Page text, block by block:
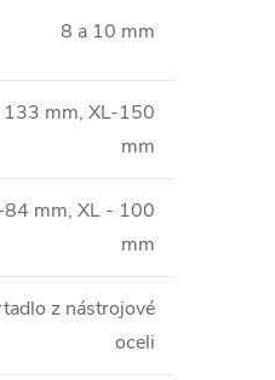
8 a 10 mm
133 mm, XL-150
mm
84 mm, XL - 100
mm
z nástrojové
oceli